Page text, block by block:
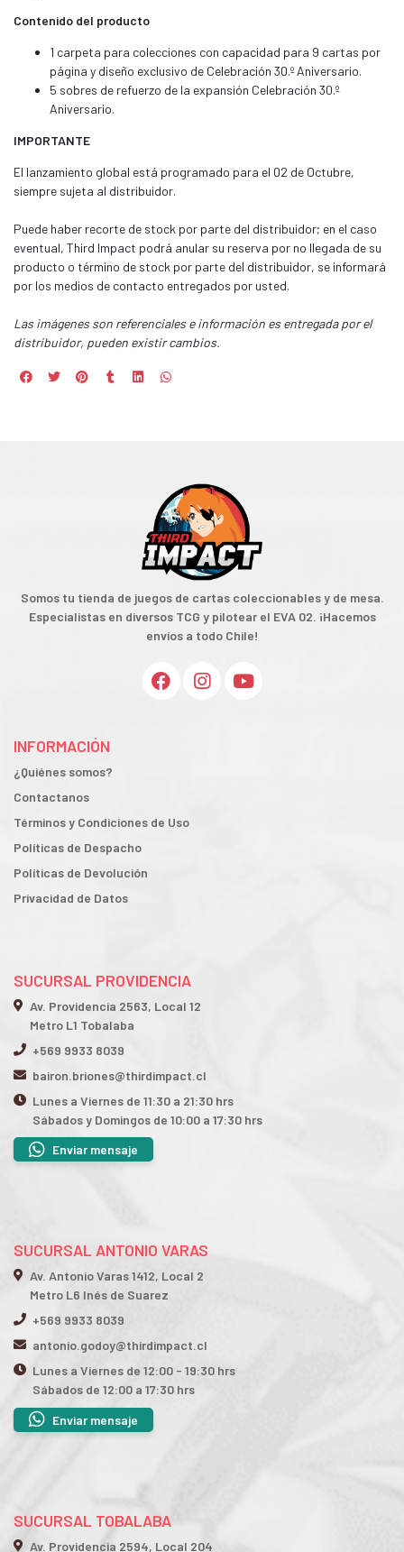
Contenido del producto
1 carpeta para colecciones con capacidad para 9 cartas por
página y diseño exclusivo de Celebración 30.º Aniversario.
5 sobres de refuerzo de la expansión Celebración 30.º
Aniversario.
IMPORTANTE
El lanzamiento global está programado para el 02 de Octubre,
siempre sujeta al distribuidor.
Puede haber recorte de stock por parte del distribuidor; en el caso
eventual, Third Impact podrá anular su reserva por no llegada de su
producto o término de stock por parte del distribuidor, se informará
por los medios de contacto entregados por usted.
Las imágenes son referenciales e información es entregada por el
distribuidor, pueden existir cambios.
Somos tu tienda de juegos de cartas coleccionables y de mesa.
Especialistas en diversos TCG y pilotear el EVA 02. ¡Hacemos
envíos a todo Chile!
INFORMACIÓN
¿Quiénes somos?
Contactanos
Términos y Condiciones de Uso
Políticas de Despacho
Políticas de Devolución
Privacidad de Datos
SUCURSAL PROVIDENCIA
Av. Providencia 2563, Local 12
Metro L1 Tobalaba
+569 9933 8039
bairon.briones@thirdimpact.cl
Lunes a Viernes de 11:30 a 21:30 hrs
Sábados y Domingos de 10:00 a 17:30 hrs
Enviar mensaje
SUCURSAL ANTONIO VARAS
Av. Antonio Varas 1412, Local 2
Metro L6 Inés de Suarez
+569 9933 8039
antonio.godoy@thirdimpact.cl
Lunes a Viernes de 12:00 - 19:30 hrs
Sábados de 12:00 a 17:30 hrs
Enviar mensaje
SUCURSAL TOBALABA
Av. Providencia 2594, Local 204